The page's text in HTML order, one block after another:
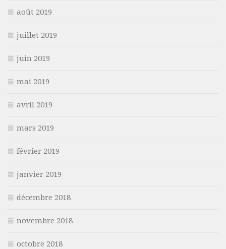
août 2019
juillet 2019
juin 2019
mai 2019
avril 2019
mars 2019
février 2019
janvier 2019
décembre 2018
novembre 2018
octobre 2018